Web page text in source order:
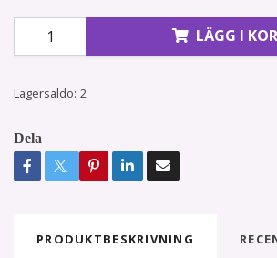
LÄGG I
Lagersaldo: 2
Dela
PRODUKTBESKRIVNING